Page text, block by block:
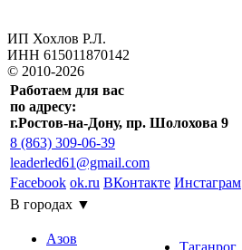
ИП Хохлов Р.Л.
ИНН 615011870142
© 2010-2026
Работаем для вас
по адресу:
г.Ростов-на-Дону, пр. Шолохова 9
8 (863) 309-06-39
leaderled61@gmail.com
Facebook ok.ru ВКонтакте Инстаграм
В городах ▼
Азов
Таганрог